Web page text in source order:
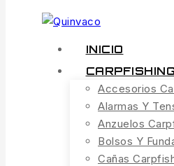
INICIO
CARPFISHING
Accesorios
Alarmas Y
Anzuelos
Bolsos Y
Cañas